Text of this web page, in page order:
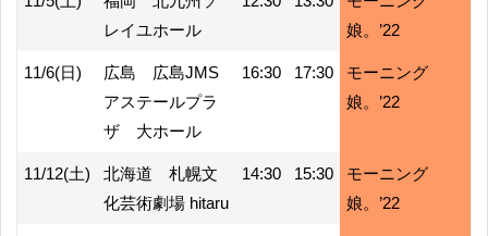
レイユホール
娘。’22
11/6(日)
広島 広島JMS
アステールプラ
ザ 大ホール
16:30 17:30
モーニング
娘。’22
11/12(土)
北海道 札幌文
化芸術劇場 hitaru
14:30 15:30
モーニング
娘。’22